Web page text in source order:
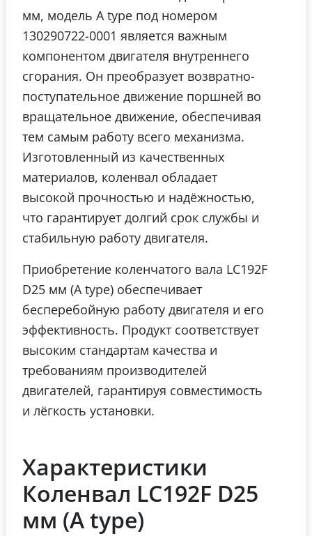
мм, модель A type под номером
130290722-0001 является важным
компонентом двигателя внутреннего
сгорания. Он преобразует возвратно-
поступательное движение поршней во
вращательное движение, обеспечивая
тем самым работу всего механизма.
Изготовленный из качественных
материалов, коленвал обладает
высокой прочностью и надёжностью,
что гарантирует долгий срок службы и
стабильную работу двигателя.
Приобретение коленчатого вала LC192F
D25 мм (A type) обеспечивает
бесперебойную работу двигателя и его
эффективность. Продукт соответствует
высоким стандартам качества и
требованиям производителей
двигателей, гарантируя совместимость
и лёгкость установки.
Характеристики
Коленвал LC192F D25
мм (A type)